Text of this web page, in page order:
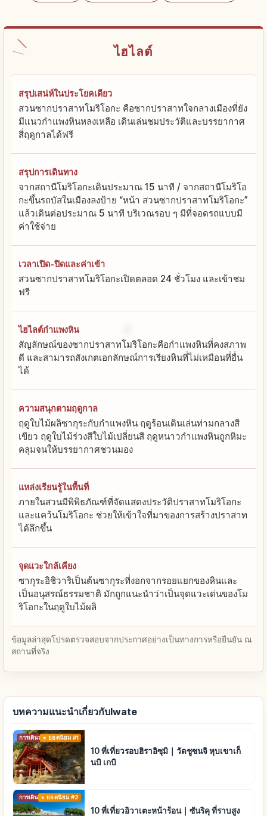
ไฮไลต์
สรุปเสน่ห์ในประโยคเดียว
สวนซากปราสาทโมริโอกะ คือซากปราสาทใจกลางเมืองที่ยัง
มีแนวกำแพงหินหลงเหลือ เดินเล่นชมประวัติและบรรยากาศ
สี่ฤดูกาลได้ฟรี
สรุปการเดินทาง
จากสถานีโมริโอกะเดินประมาณ 15 นาที / จากสถานีโมริโอ
กะขึ้นรถบัสในเมืองลงป้าย “หน้า สวนซากปราสาทโมริโอกะ”
แล้วเดินต่อประมาณ 5 นาที บริเวณรอบ ๆ มีที่จอดรถแบบมี
ค่าใช้จ่าย
เวลาเปิด-ปิดและค่าเข้า
สวนซากปราสาทโมริโอกะเปิดตลอด 24 ชั่วโมง และเข้าชม
ฟรี
ไฮไลต์กำแพงหิน
สัญลักษณ์ของซากปราสาทโมริโอกะคือกำแพงหินที่คงสภาพ
ดี และสามารถสังเกตเอกลักษณ์การเรียงหินที่ไม่เหมือนที่อื่น
ได้
ความสนุกตามฤดูกาล
ฤดูใบไม้ผลิซากุระกับกำแพงหิน ฤดูร้อนเดินเล่นท่ามกลางสี
เขียว ฤดูใบไม้ร่วงสีใบไม้เปลี่ยนสี ฤดูหนาวกำแพงหินถูกหิมะ
คลุมจนให้บรรยากาศชวนมอง
แหล่งเรียนรู้ในพื้นที่
ภายในสวนมีพิพิธภัณฑ์ที่จัดแสดงประวัติปราสาทโมริโอกะ
และแคว้นโมริโอกะ ช่วยให้เข้าใจที่มาของการสร้างปราสาท
ได้ลึกขึ้น
จุดแวะใกล้เคียง
ซากุระอิชิวาริเป็นต้นซากุระที่งอกจากรอยแยกของหินและ
เป็นอนุสรณ์ธรรมชาติ มักถูกแนะนำว่าเป็นจุดแวะเด่นของโม
ริโอกะในฤดูใบไม้ผลิ
ข้อมูลล่าสุดโปรดตรวจสอบจากประกาศอย่างเป็นทางการหรือยืนยัน ณ
สถานที่จริง
บทความแนะนำเกี่ยวกับIwate
การเดินทาง ยอดนิยม #1
10 ที่เที่ยวรอบฮิราอิซุมิ｜วัดชูซนจิ หุบเขาเก็
นบิ เกบิ
การเดินทางยอดนิยม #2
10 ที่เที่ยวอิวาเตะหน้าร้อน｜ซันริคุ ที่ราบสูง